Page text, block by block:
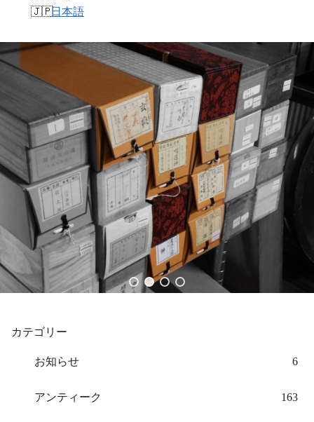
日本語
カテゴリー
お知らせ 6
アンティーク 163